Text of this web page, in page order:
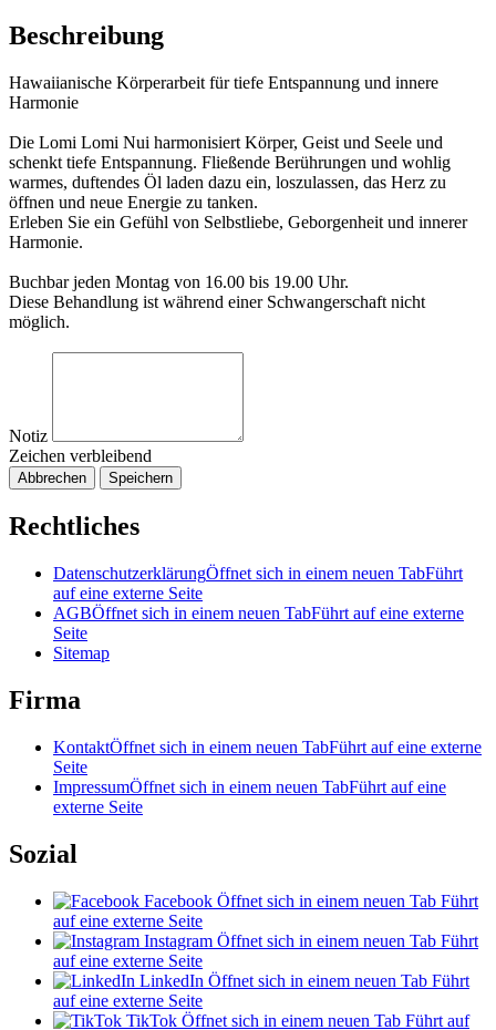
Beschreibung
Hawaiianische Körperarbeit für tiefe Entspannung und innere
Harmonie
Die Lomi Lomi Nui harmonisiert Körper, Geist und Seele und
schenkt tiefe Entspannung. Fließende Berührungen und wohlig
warmes, duftendes Öl laden dazu ein, loszulassen, das Herz zu
öffnen und neue Energie zu tanken.
Erleben Sie ein Gefühl von Selbstliebe, Geborgenheit und innerer
Harmonie.
Buchbar jeden Montag von 16.00 bis 19.00 Uhr.
Diese Behandlung ist während einer Schwangerschaft nicht
möglich.
Notiz
Zeichen verbleibend
Abbrechen Speichern
Rechtliches
DatenschutzerklärungÖffnet sich in einem neuen TabFührt
auf eine externe Seite
AGBÖffnet sich in einem neuen TabFührt auf eine externe
Seite
Sitemap
Firma
KontaktÖffnet sich in einem neuen TabFührt auf eine externe
Seite
ImpressumÖffnet sich in einem neuen TabFührt auf eine
externe Seite
Sozial
Facebook Öffnet sich in einem neuen Tab Führt
auf eine externe Seite
Instagram Öffnet sich in einem neuen Tab Führt
auf eine externe Seite
LinkedIn Öffnet sich in einem neuen Tab Führt
auf eine externe Seite
TikTok Öffnet sich in einem neuen Tab Führt auf